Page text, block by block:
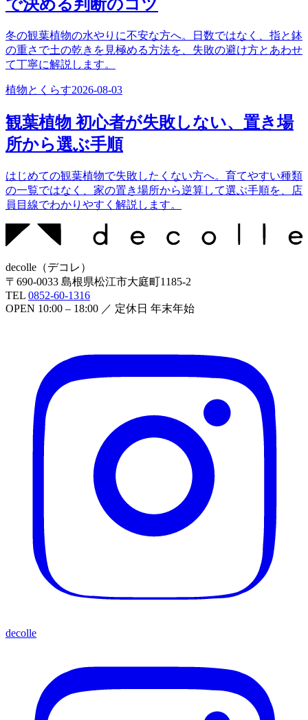
で決める判断のコツ
冬の観葉植物の水やりに不安な方へ。日数ではなく、指と鉢
の重さで土の乾きを見極める方法を、失敗の避け方とあわせ
て丁寧に解説します。
植物とくらす2026-08-03
観葉植物 初心者が失敗しない、置き場
所から選ぶ手順
はじめての観葉植物で失敗したくない方へ。育てやすい種類
の一覧ではなく、家の置き場所から逆算して選ぶ手順を、店
員目線でわかりやすく解説します。
decolle （デコレ ）
〒 690-0033 島根県松江市大庭町1185-2
TEL 0852-60-1316
OPEN 10:00 – 18:00 ／ 定休日 年末年始
decolle